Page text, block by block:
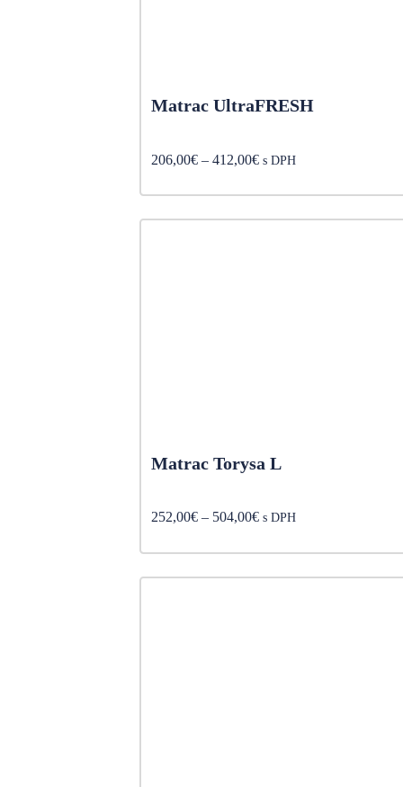
Matrac UltraFRESH
206,00€ – 412,00€Price
206,00€
through
s DPH
Matrac Torysa L
252,00€ – 504,00€Price
252,00€
through
s DPH